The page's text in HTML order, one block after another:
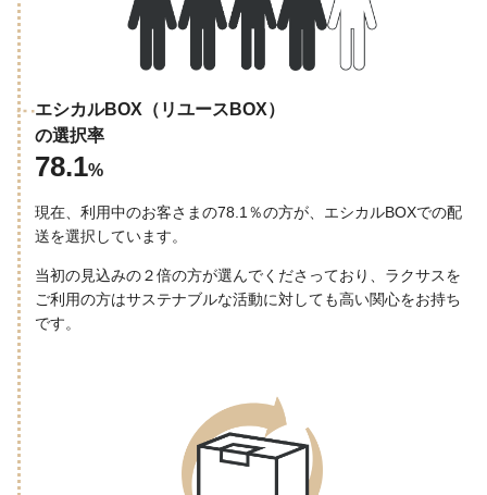
エシカルBOX（リユースBOX）
の選択率
78.1%
現在、利用中のお客さまの78.1％の方が、エシカルBOXでの配
送を選択しています。
当初の見込みの２倍の方が選んでくださっており、ラクサスを
ご利用の方はサステナブルな活動に対しても高い関心をお持ち
です。